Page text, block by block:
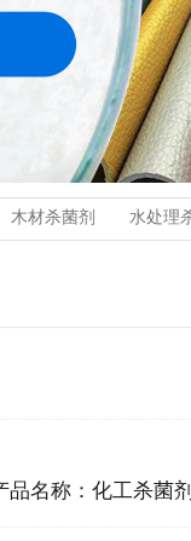
品名称：化工杀菌剂